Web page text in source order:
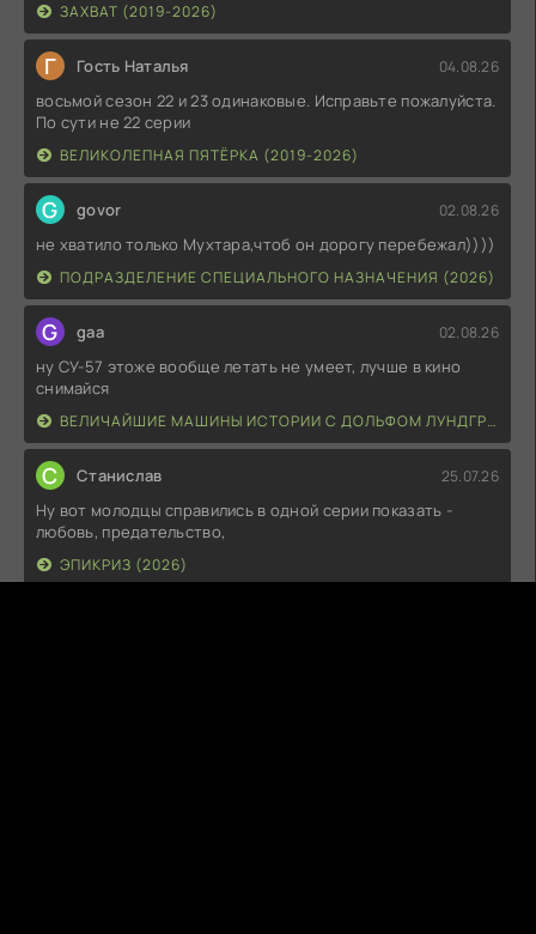
ЗАХВАТ (2019-2026)
Г Гость Наталья 04.08.26
восьмой сезон 22 и 23 одинаковые. Исправьте пожалуйста.
По сути не 22 серии
ВЕЛИКОЛЕПНАЯ ПЯТЁРКА (2019-2026)
G govor 02.08.26
не хватило только Мухтара,чтоб он дорогу перебежал))))
ПОДРАЗДЕЛЕНИЕ СПЕЦИАЛЬНОГО НАЗНАЧЕНИЯ (2026)
G gaa 02.08.26
ну СУ-57 этоже вообще летать не умеет, лучше в кино
снимайся
ВЕЛИЧАЙШИЕ МАШИНЫ ИСТОРИИ С ДОЛЬФОМ ЛУНДГРЕНОМ (2026)
С Станислав 25.07.26
Ну вот молодцы справились в одной серии показать -
любовь, предательство,
ЭПИКРИЗ (2026)